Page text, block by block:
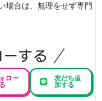
場合は、無理をせず専門
ロー
友だち追
加する